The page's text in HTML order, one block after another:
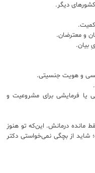
دیگر.
و معترضان.
بیان.
و هویت جنسیتی.
یا فرمایشی برای مشروعیت و
مانده درمانش. این‌که تو هنوز
از بچگی نمی‌خواستی دکتر